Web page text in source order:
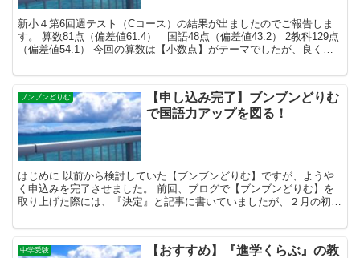
新小４第6回週テスト（Cコース）の結果が出ましたのでご報告しま
す。 算数81点（偏差値61.4） 国語48点（偏差値43.2） 2教科129点
（偏差値54.1） 今回の算数は【小数点】がテーマでしたが、良く出
ブンブンどりむ
【申し込み完了】ブンブンどりむ
で国語力アップを図る！
はじめに 以前から検討していた【ブンブンどりむ】ですが、ようや
く申込みを完了させました。 前回、ブログで【ブンブンどりむ】を
取り上げた際には、『決定』と記事に書いていましたが、２月の初旬
中学受験
【おすすめ】『進学くらぶ』の教